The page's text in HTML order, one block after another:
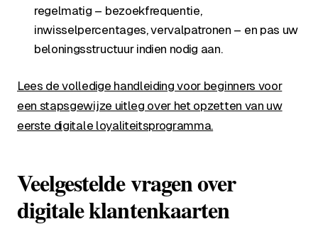
regelmatig – bezoekfrequentie,
inwisselpercentages, vervalpatronen – en pas uw
beloningsstructuur indien nodig aan.
Lees de volledige handleiding voor beginners voor
een stapsgewijze uitleg over het opzetten van uw
eerste digitale loyaliteitsprogramma.
Veelgestelde vragen over
digitale klantenkaarten